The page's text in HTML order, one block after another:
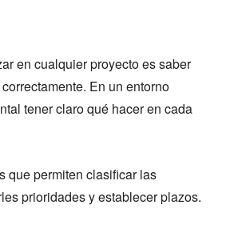
en cualquier proyecto es saber
En un entorno
tener claro qué hacer en cada
que permiten clasificar las
prioridades y establecer plazos.